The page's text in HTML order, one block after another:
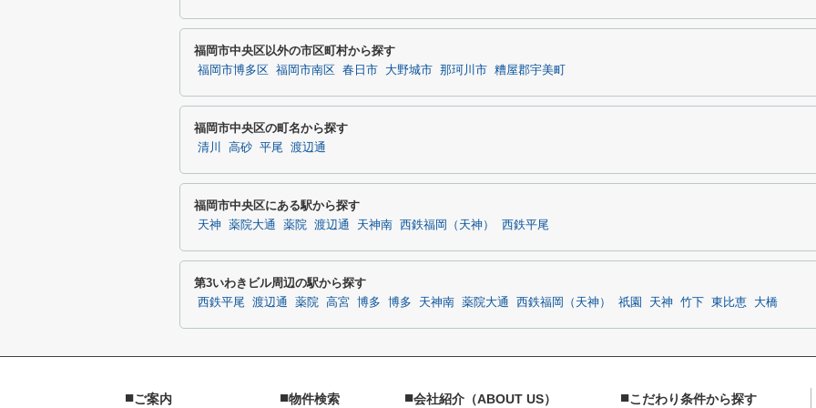
福岡市中央区以外の市区町村から探す
福岡市博多区 福岡市南区 春日市 大野城市 那珂川市 糟屋郡宇美町
福岡市中央区の町名から探す
清川 高砂 平尾 渡辺通
福岡市中央区にある駅から探す
天神 薬院大通 薬院 渡辺通 天神南 西鉄福岡（天神） 西鉄平尾
第3いわきビル周辺の駅から探す
西鉄平尾 渡辺通 薬院 高宮 博多 博多 天神南 薬院大通 西鉄福岡（天神） 祇園 天神 竹下 東比恵 大橋
■ご案内 ■物件検索 ■会社紹介（ABOUT US） ■こだわり条件から探す